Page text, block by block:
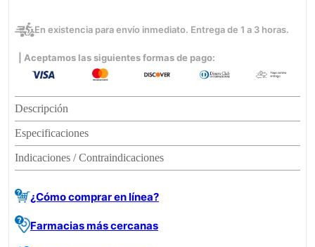
En existencia para envío inmediato. Entrega de 1 a 3 horas.
| Aceptamos las siguientes formas de pago:
Descripción
Especificaciones
Indicaciones / Contraindicaciones
¿Cómo comprar en línea?
Farmacias más cercanas